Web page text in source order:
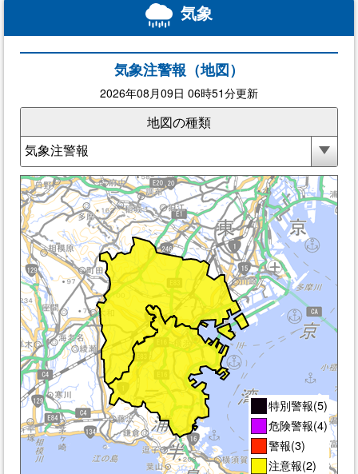
気象
気象注警報（地図）
2026年08月09日 06時51分更新
地図の種類
特別警報(5)
危険警報(4)
警報(3)
注意報(2)